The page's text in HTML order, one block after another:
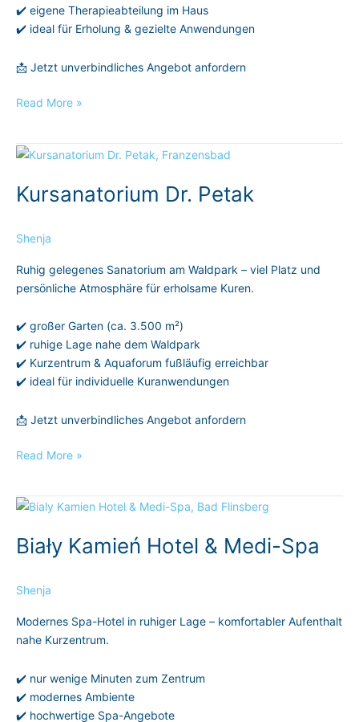
✔️ eigene Therapieabteilung im Haus
✔️ ideal für Erholung & gezielte Anwendungen
📩 Jetzt unverbindliches Angebot anfordern
Read More »
Kursanatorium Dr. Petak
Shenja
Ruhig gelegenes Sanatorium am Waldpark – viel Platz und
persönliche Atmosphäre für erholsame Kuren.
✔️ großer Garten (ca. 3.500 m²)
✔️ ruhige Lage nahe dem Waldpark
✔️ Kurzentrum & Aquaforum fußläufig erreichbar
✔️ ideal für individuelle Kuranwendungen
📩 Jetzt unverbindliches Angebot anfordern
Kursanatorium
Petak
Read More »
Biały Kamień Hotel & Medi-Spa
Shenja
Modernes Spa-Hotel in ruhiger Lage – komfortabler Aufenthalt
nahe Kurzentrum.
✔️ nur wenige Minuten zum Zentrum
✔️ modernes Ambiente
✔️ hochwertige Spa-Angebote
Biały
Hotel
Spa